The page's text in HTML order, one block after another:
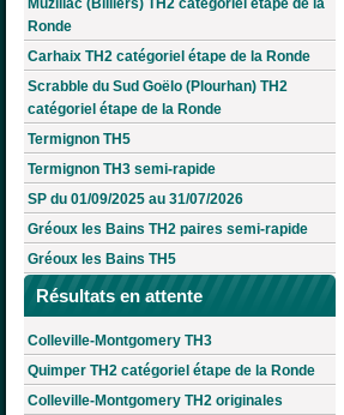
Muzillac (Billiers) TH2 catégoriel étape de la
Ronde
Carhaix TH2 catégoriel étape de la Ronde
Scrabble du Sud Goëlo (Plourhan) TH2
catégoriel étape de la Ronde
Termignon TH5
Termignon TH3 semi-rapide
SP du 01/09/2025 au 31/07/2026
Gréoux les Bains TH2 paires semi-rapide
Gréoux les Bains TH5
Résultats en attente
Colleville-Montgomery TH3
Quimper TH2 catégoriel étape de la Ronde
Colleville-Montgomery TH2 originales